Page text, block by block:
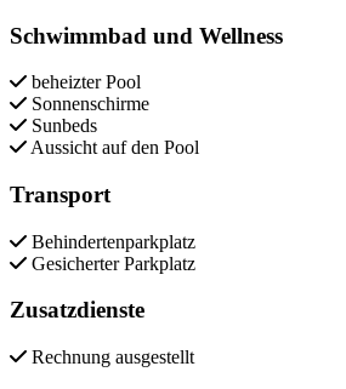
Schwimmbad und Wellness
beheizter Pool
Sonnenschirme
Sunbeds
Aussicht auf den Pool
Transport
Behindertenparkplatz
Gesicherter Parkplatz
Zusatzdienste
Rechnung ausgestellt